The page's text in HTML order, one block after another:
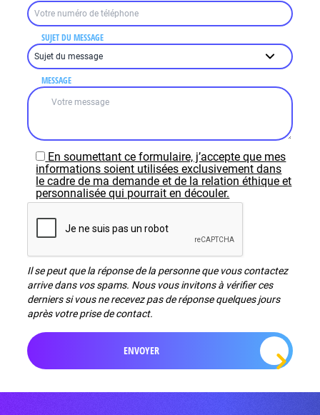
SUJET DU MESSAGE
MESSAGE
En soumettant ce formulaire, j’accepte que mes
informations soient utilisées exclusivement dans
le cadre de ma demande et de la relation éthique et
personnalisée qui pourrait en découler.
Il se peut que la réponse de la personne que vous contactez
arrive dans vos spams. Nous vous invitons à vérifier ces
derniers si vous ne recevez pas de réponse quelques jours
après votre prise de contact.